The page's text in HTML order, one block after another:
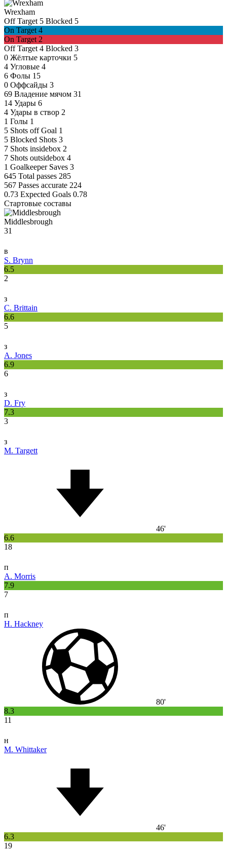
Wrexham
Off Target 5 Blocked 5
On Target 4
On Target 2
Off Target 4 Blocked 3
0 Жёлтые карточки 5
4 Угловые 4
6 Фолы 15
0 Оффсайды 3
69 Владение мячом 31
14 Удары 6
4 Удары в створ 2
1 Голы 1
5 Shots off Goal 1
5 Blocked Shots 3
7 Shots insidebox 2
7 Shots outsidebox 4
1 Goalkeeper Saves 3
645 Total passes 285
567 Passes accurate 224
0.73 Expected Goals 0.78
Стартовые составы
Middlesbrough
31
в
S. Brynn
6.5
2
з
C. Brittain
6.6
5
з
A. Jones
6.9
6
з
D. Fry
7.3
3
з
M. Targett
46'
6.6
18
п
A. Morris
7.9
7
п
H. Hackney
80'
8.3
11
н
M. Whittaker
46'
6.3
19